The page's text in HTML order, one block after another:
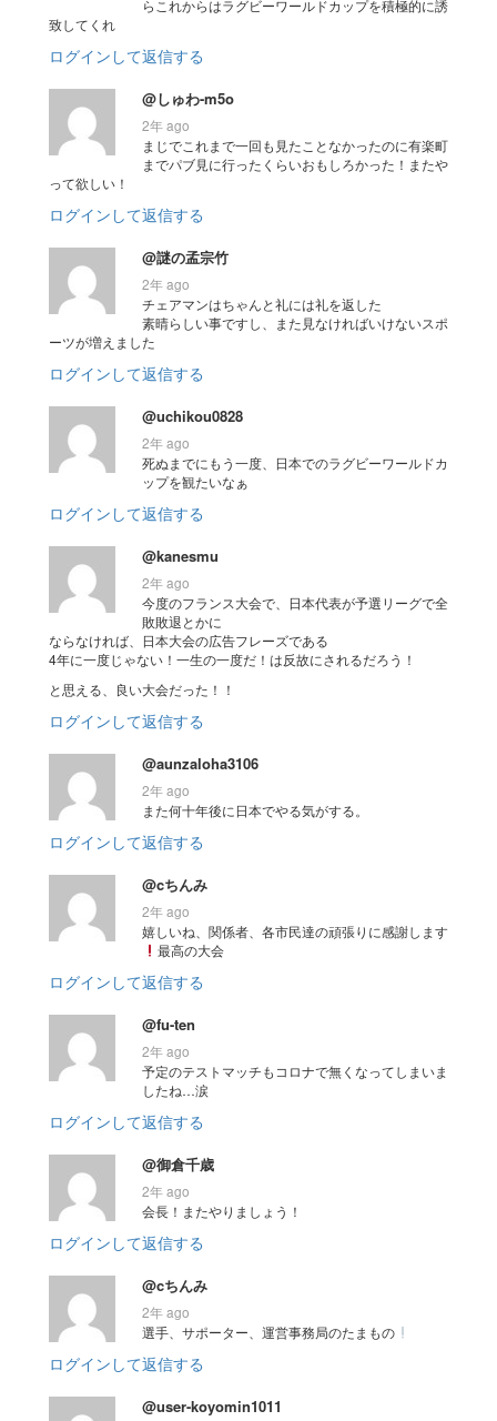
らこれからはラグビーワールドカップを積極的に誘
致してくれ
ログインして返信する
@しゅわ-m5o
2年 ago
まじでこれまで一回も見たことなかったのに有楽町
までパブ見に行ったくらいおもしろかった！またや
って欲しい！
ログインして返信する
@謎の孟宗竹
2年 ago
チェアマンはちゃんと礼には礼を返した
素晴らしい事ですし、また見なければいけないスポ
ーツが増えました
ログインして返信する
@uchikou0828
2年 ago
死ぬまでにもう一度、日本でのラグビーワールドカ
ップを観たいなぁ
ログインして返信する
@kanesmu
2年 ago
今度のフランス大会で、日本代表が予選リーグで全
敗敗退とかに
ならなければ、日本大会の広告フレーズである
4年に一度じゃない！一生の一度だ！は反故にされるだろう！
と思える、良い大会だった！！
ログインして返信する
@aunzaloha3106
2年 ago
また何十年後に日本でやる気がする。
ログインして返信する
@cちんみ
2年 ago
嬉しいね、関係者、各市民達の頑張りに感謝します
最高の大会
ログインして返信する
@fu-ten
2年 ago
予定のテストマッチもコロナで無くなってしまいま
したね…涙
ログインして返信する
@御倉千歳
2年 ago
会長！またやりましょう！
ログインして返信する
@cちんみ
2年 ago
選手、サポーター、運営事務局のたまもの
ログインして返信する
@user-koyomin1011